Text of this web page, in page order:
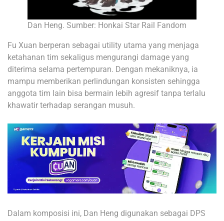
Dan Heng. Sumber: Honkai Star Rail Fandom
Fu Xuan berperan sebagai utility utama yang menjaga
ketahanan tim sekaligus mengurangi damage yang
diterima selama pertempuran. Dengan mekaniknya, ia
mampu memberikan perlindungan konsisten sehingga
anggota tim lain bisa bermain lebih agresif tanpa terlalu
khawatir terhadap serangan musuh.
Dalam komposisi ini, Dan Heng digunakan sebagai DPS